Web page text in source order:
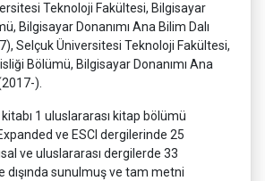
Teknoloji Fakültesi, Bilgisayar
Bilgisayar Donanımı Ana Bilim Dalı
Selçuk Üniversitesi Teknoloji Fakültesi,
Bölümü, Bilgisayar Donanımı Ana
).
1 uluslararası kitap bölümü
ve ESCI dergilerinde 25
ve uluslararası dergilerde 33
dışında sunulmuş ve tam metni